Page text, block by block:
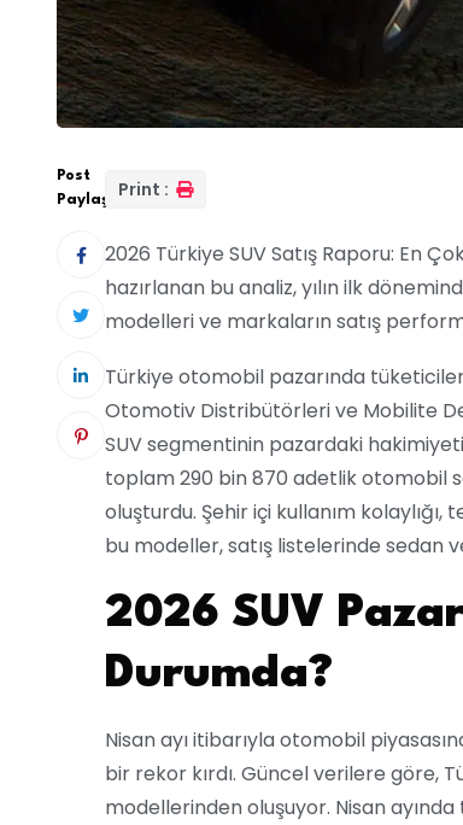
Post
Paylaş:
Print :
2026 Türkiye SUV Satış Raporu: En
hazırlanan bu analiz, yılın ilk
modelleri ve markaların satış
Türkiye otomobil pazarında
Otomotiv Distribütörleri ve Mobilite
SUV segmentinin pazardaki
toplam 290 bin 870 adetlik otomobil
oluşturdu. Şehir içi kullanım
bu modeller, satış listelerinde sedan
2026 SUV
Durumda?
Nisan ayı itibarıyla otomobil
bir rekor kırdı. Güncel verilere göre,
modellerinden oluşuyor. Nisan